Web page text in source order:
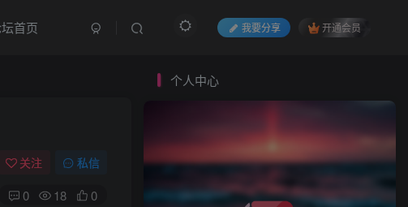
首页 我要分享 开通会员
关注 私信
0 18 0
个人中心